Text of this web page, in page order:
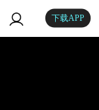
下载APP